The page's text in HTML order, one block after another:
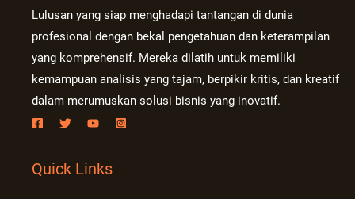
Lulusan yang siap menghadapi tantangan di dunia
profesional dengan bekal pengetahuan dan keterampilan
yang komprehensif. Mereka dilatih untuk memiliki
kemampuan analisis yang tajam, berpikir kritis, dan kreatif
dalam merumuskan solusi bisnis yang inovatif.
Quick Links